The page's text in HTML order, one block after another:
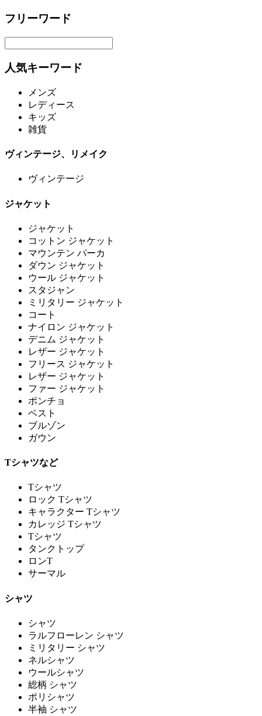
フリーワード
人気キーワード
メンズ
レディース
キッズ
雑貨
ヴィンテージ、リメイク
ヴィンテージ
ジャケット
ジャケット
コットン ジャケット
マウンテン パーカ
ダウン ジャケット
ウール ジャケット
スタジャン
ミリタリー ジャケット
コート
ナイロン ジャケット
デニム ジャケット
レザー ジャケット
フリース ジャケット
レザー ジャケット
ファー ジャケット
ポンチョ
ベスト
ブルゾン
ガウン
Tシャツなど
Tシャツ
ロック Tシャツ
キャラクター Tシャツ
カレッジ Tシャツ
Tシャツ
タンクトップ
ロンT
サーマル
シャツ
シャツ
ラルフローレン シャツ
ミリタリー シャツ
ネルシャツ
ウールシャツ
総柄 シャツ
ポリシャツ
半袖 シャツ